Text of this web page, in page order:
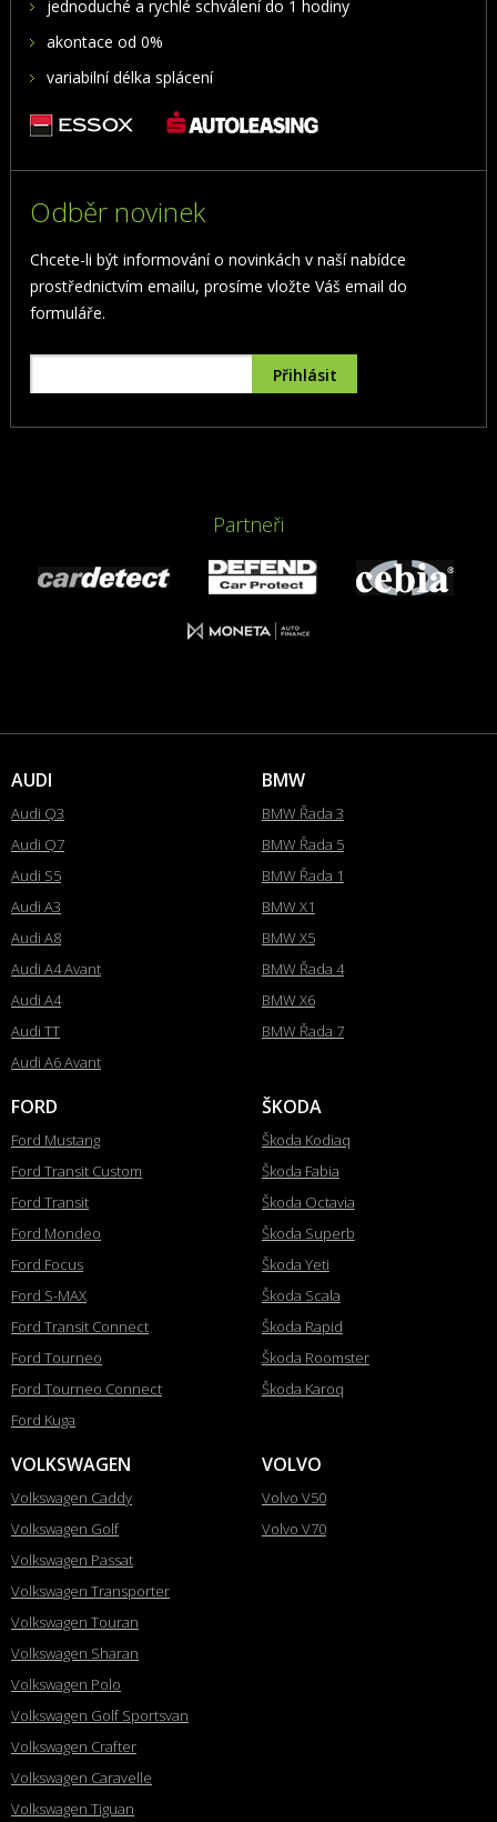
jednoduché a rychlé schválení do 1 hodiny
akontace od 0%
variabilní délka splácení
Odběr novinek
Chcete-li být informování o novinkách v naší nabídce
prostřednictvím emailu, prosíme vložte Váš email do
formuláře.
Partneři
AUDI
Audi Q3
Audi Q7
Audi S5
Audi A3
Audi A8
Audi A4 Avant
Audi A4
Audi TT
Audi A6 Avant
BMW
BMW Řada 3
BMW Řada 5
BMW Řada 1
BMW X1
BMW X5
BMW Řada 4
BMW X6
BMW Řada 7
FORD
Ford Mustang
Ford Transit Custom
Ford Transit
Ford Mondeo
Ford Focus
Ford S-MAX
Ford Transit Connect
Ford Tourneo
Ford Tourneo Connect
Ford Kuga
ŠKODA
Škoda Kodiaq
Škoda Fabia
Škoda Octavia
Škoda Superb
Škoda Yeti
Škoda Scala
Škoda Rapid
Škoda Roomster
Škoda Karoq
VOLKSWAGEN
Volkswagen Caddy
Volkswagen Golf
Volkswagen Passat
Volkswagen Transporter
Volkswagen Touran
Volkswagen Sharan
Volkswagen Polo
Volkswagen Golf Sportsvan
Volkswagen Crafter
Volkswagen Caravelle
Volkswagen Tiguan
VOLVO
Volvo V50
Volvo V70